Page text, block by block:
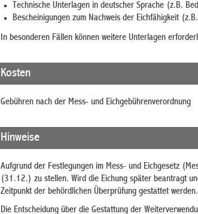
Technische Unterlagen in deutscher Sprache (z.B.
Bescheinigungen zum Nachweis der Eichfähigkeit
In besonderen Fällen können weitere Unterlagen
Kosten
Gebühren nach der Mess- und Eichgebührenverordnung
Hinweise
Aufgrund der Festlegungen im Mess- und Eichgesetz
(31.12.) zu stellen. Wird die Eichung später beantragt
Zeitpunkt der behördlichen Überprüfung gestattet werden.
Die Entscheidung über die Gestattung der